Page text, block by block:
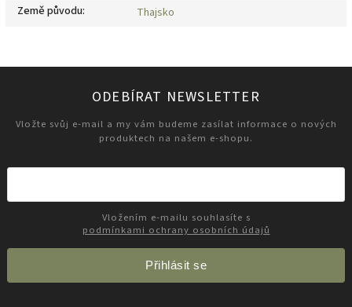
Země původu: Thajsko
ODEBÍRAT NEWSLETTER
Vložte svůj e-mail a my vám budeme zasílat informace o nových
produktech na našem e-shopu.
podmínkami ochrany osobních údajů
Přihlásit se